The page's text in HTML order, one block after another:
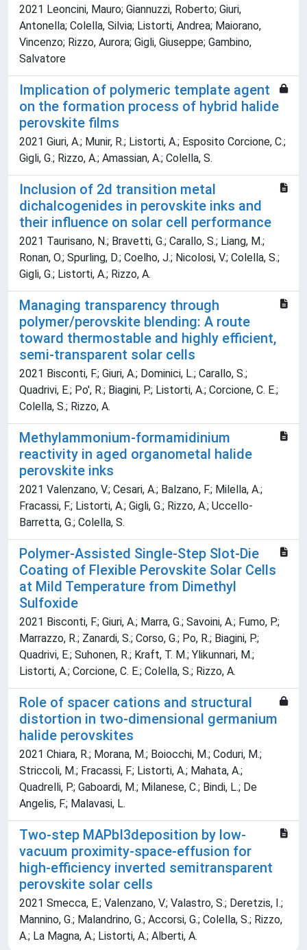
2021 Leoncini, Mauro; Giannuzzi, Roberto; Giuri,
Antonella; Colella, Silvia; Listorti, Andrea; Maiorano,
Vincenzo; Rizzo, Aurora; Gigli, Giuseppe; Gambino,
Salvatore
Implication of polymeric template agent
on the formation process of hybrid halide
perovskite films
2021 Giuri, A.; Munir, R.; Listorti, A.; Esposito Corcione, C.;
Gigli, G.; Rizzo, A.; Amassian, A.; Colella, S.
Inclusion of 2d transition metal
dichalcogenides in perovskite inks and
their influence on solar cell performance
2021 Taurisano, N.; Bravetti, G.; Carallo, S.; Liang, M.;
Ronan, O.; Spurling, D.; Coelho, J.; Nicolosi, V.; Colella, S.;
Gigli, G.; Listorti, A.; Rizzo, A.
Managing transparency through
polymer/perovskite blending: A route
toward thermostable and highly efficient,
semi-transparent solar cells
2021 Bisconti, F.; Giuri, A.; Dominici, L.; Carallo, S.;
Quadrivi, E.; Po', R.; Biagini, P.; Listorti, A.; Corcione, C. E.;
Colella, S.; Rizzo, A.
Methylammonium-formamidinium
reactivity in aged organometal halide
perovskite inks
2021 Valenzano, V.; Cesari, A.; Balzano, F.; Milella, A.;
Fracassi, F.; Listorti, A.; Gigli, G.; Rizzo, A.; Uccello-
Barretta, G.; Colella, S.
Polymer-Assisted Single-Step Slot-Die
Coating of Flexible Perovskite Solar Cells
at Mild Temperature from Dimethyl
Sulfoxide
2021 Bisconti, F.; Giuri, A.; Marra, G.; Savoini, A.; Fumo, P.;
Marrazzo, R.; Zanardi, S.; Corso, G.; Po, R.; Biagini, P.;
Quadrivi, E.; Suhonen, R.; Kraft, T. M.; Ylikunnari, M.;
Listorti, A.; Corcione, C. E.; Colella, S.; Rizzo, A.
Role of spacer cations and structural
distortion in two-dimensional germanium
halide perovskites
2021 Chiara, R.; Morana, M.; Boiocchi, M.; Coduri, M.;
Striccoli, M.; Fracassi, F.; Listorti, A.; Mahata, A.;
Quadrelli, P.; Gaboardi, M.; Milanese, C.; Bindi, L.; De
Angelis, F.; Malavasi, L.
Two-step MAPbI3deposition by low-
vacuum proximity-space-effusion for
high-efficiency inverted semitransparent
perovskite solar cells
2021 Smecca, E.; Valenzano, V.; Valastro, S.; Deretzis, I.;
Mannino, G.; Malandrino, G.; Accorsi, G.; Colella, S.; Rizzo,
A.; La Magna, A.; Listorti, A.; Alberti, A.